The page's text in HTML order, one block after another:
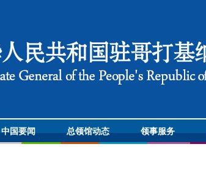
中国要闻 总领馆动态 领事服务